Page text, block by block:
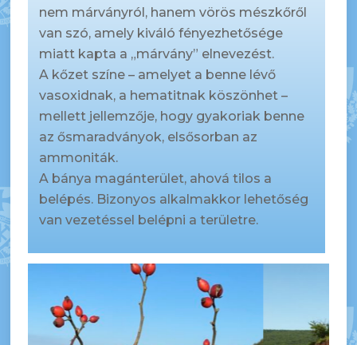
nem márványról, hanem vörös mészkőről
van szó, amely kiváló fényezhetősége
miatt kapta a „márvány” elnevezést.
A kőzet színe – amelyet a benne lévő
vasoxidnak, a hematitnak köszönhet –
mellett jellemzője, hogy gyakoriak benne
az ősmaradványok, elsősorban az
ammoniták.
A bánya magánterület, ahová tilos a
belépés. Bizonyos alkalmakkor lehetőség
van vezetéssel belépni a területre.